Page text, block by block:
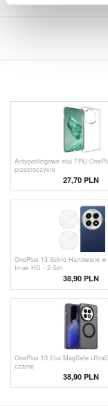
Antypoślizgowe etui TPU
przezroczyste
27,70 PLN
OnePlus 13 Szkło Hartowane
Imak HD - 2 Szt.
38,90 PLN
OnePlus 13 Etui MagSafe
czarne
38,90 PLN